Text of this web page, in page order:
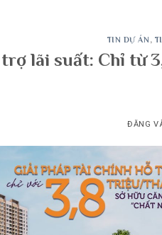
TIN DỰ ÁN ,
lãi suất: Chỉ từ
ĐĂNG